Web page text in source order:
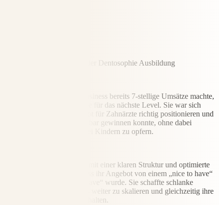
Zahnärztin und Gründerin der Dentosophie Ausbildung
Obwohl Silke mit ihrem Business bereits 7-stellige Umsätze machte,
fehlte ihr eine klare Strategie für das nächste Level. Sie war sich
unsicher, wie sie ihr Angebot für Zahnärzte richtig positionieren und
die passenden Kunden planbar gewinnen konnte, ohne dabei
wertvolle Zeit mit ihren zwei Kindern zu opfern.
Silke versah ihre Webinare mit einer klaren Struktur und optimierte
ihre Kommunikation, so dass ihr Angebot von einem „nice to have“
zu einem absoluten „must have“ wurde. Sie schaffte schlanke
Strukturen, um ihr Business weiter zu skalieren und gleichzeitig ihre
Flexibilität als Mutter zu behalten.